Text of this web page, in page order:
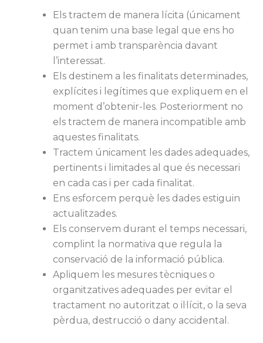
Els tractem de manera lícita (únicament
quan tenim una base legal que ens ho
permet i amb transparència davant
l’interessat.
Els destinem a les finalitats determinades,
explícites i legítimes que expliquem en el
moment d’obtenir-les. Posteriorment no
els tractem de manera incompatible amb
aquestes finalitats.
Tractem únicament les dades adequades,
pertinents i limitades al que és necessari
en cada cas i per cada finalitat.
Ens esforcem perquè les dades estiguin
actualitzades.
Els conservem durant el temps necessari,
complint la normativa que regula la
conservació de la informació pública.
Apliquem les mesures tècniques o
organitzatives adequades per evitar el
tractament no autoritzat o il·lícit, o la seva
pèrdua, destrucció o dany accidental.